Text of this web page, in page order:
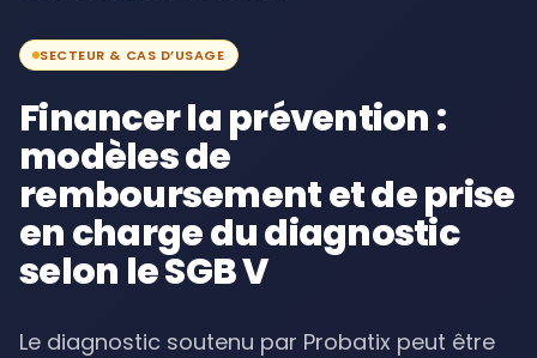
SECTEUR & CAS D’USAGE
Financer la prévention :
modèles de
remboursement et de prise
en charge du diagnostic
selon le SGB V
Le diagnostic soutenu par Probatix peut être